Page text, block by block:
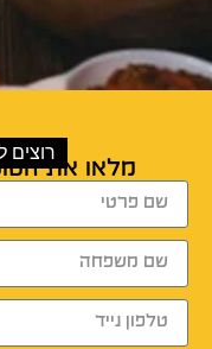
רוצים
מלאו את